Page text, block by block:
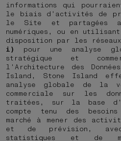
informations qui
le biais d'activités de
le Site et partagées
numériques, ou en
disposition par les
i)
pour une analyse
stratégique et
l'Architecture des
Island, Stone Island
analyse globale de la
commerciale sur les
traitées, sur la base
compte tenu des
marché à mener des
et de prévision,
statistiques et de